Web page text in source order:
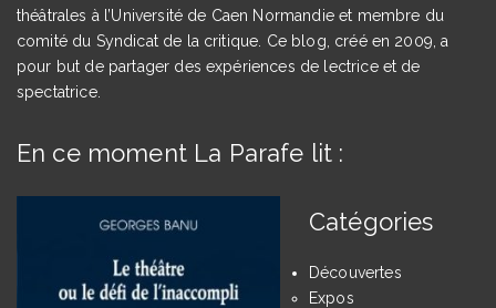
théâtrales à l’Université de Caen Normandie et membre du
comité du Syndicat de la critique. Ce blog, créé en 2009, a
pour but de partager des expériences de lectrice et de
spectatrice.
En ce moment La Parafe lit :
Catégories
Découvertes
Expos